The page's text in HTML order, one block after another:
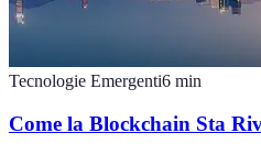
Tecnologie Emergenti6 min
Come la Blockchain Sta